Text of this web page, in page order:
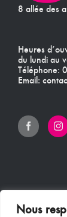
Nous
8 allée des
Heures
du lundi au
Téléphone:
Email: